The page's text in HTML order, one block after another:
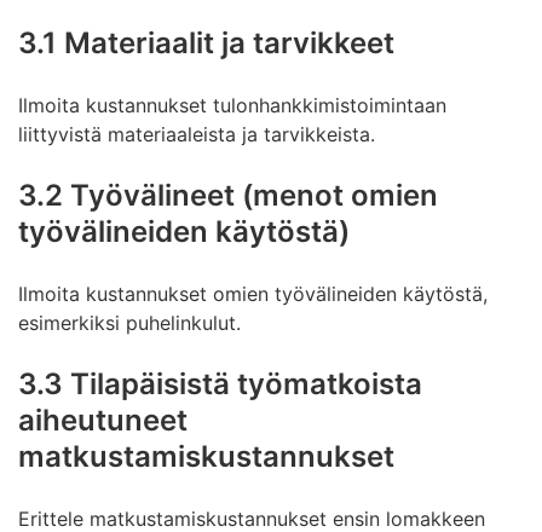
3.1 Materiaalit ja tarvikkeet
Ilmoita kustannukset tulonhankkimistoimintaan
liittyvistä materiaaleista ja tarvikkeista.
3.2 Työvälineet (menot omien
työvälineiden käytöstä)
Ilmoita kustannukset omien työvälineiden käytöstä,
esimerkiksi puhelinkulut.
3.3 Tilapäisistä työmatkoista
aiheutuneet
matkustamiskustannukset
Erittele matkustamiskustannukset ensin lomakkeen